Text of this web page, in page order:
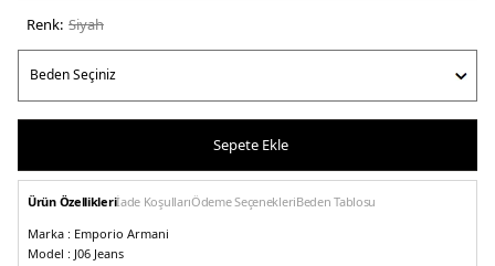
Renk: si̇yah
Sepete Ekle
Ürün Özellikleriİade KoşullarıÖdeme SeçenekleriBeden Tablosu
Marka : Emporio Armani
Model : J06 Jeans